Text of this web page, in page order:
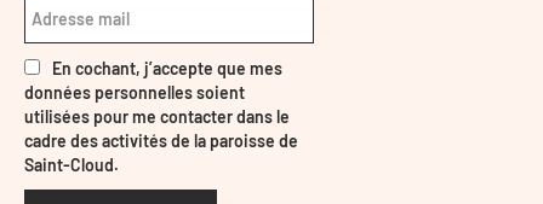
En cochant, j’accepte que mes
données personnelles soient
utilisées pour me contacter dans le
cadre des activités de la paroisse de
Saint-Cloud.